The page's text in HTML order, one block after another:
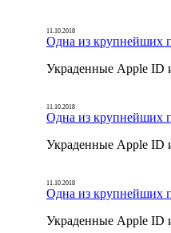
11.10.2018
Одна из крупнейших
Украденные Apple ID
11.10.2018
Одна из крупнейших
Украденные Apple ID
11.10.2018
Одна из крупнейших
Украденные Apple ID